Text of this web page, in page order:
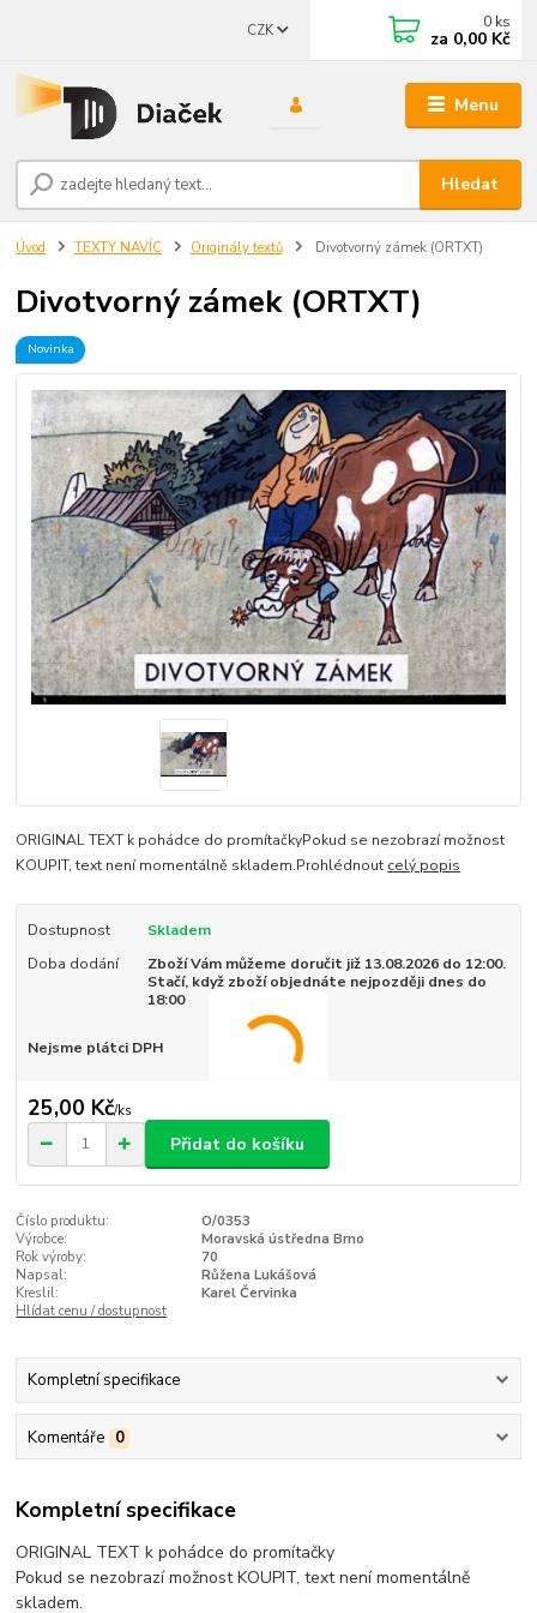
Menu
CZK
Hledat
0 ks
za 0,00 Kč
Úvod TEXTY NAVÍC Originály textů Divotvorný zámek (ORTXT)
Divotvorný zámek (ORTXT)
Novinka
ORIGINAL TEXT k pohádce do promítačkyPokud se nezobrazí možnost
KOUPIT, text není momentálně skladem.Prohlédnout celý popis
Dostupnost
Skladem
Doba dodání
Zboží Vám můžeme doručit již 13.08.2026 do 12:00.
Stačí, když zboží objednáte nejpozději dnes do
18:00
Nejsme plátci DPH
25,00 Kč/ks
Přidat do košíku
Číslo produktu:
O/0353
Výrobce:
Moravská ústředna Brno
Rok výroby:
70
Napsal:
Růžena Lukášová
Kreslil:
Karel Červinka
Hlídat cenu / dostupnost
Kompletní specifikace
Komentáře 0
Kompletní specifikace
ORIGINAL TEXT k pohádce do promítačky
Pokud se nezobrazí možnost KOUPIT, text není momentálně
skladem.